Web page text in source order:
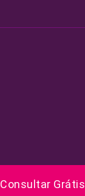
Consultar Grátis